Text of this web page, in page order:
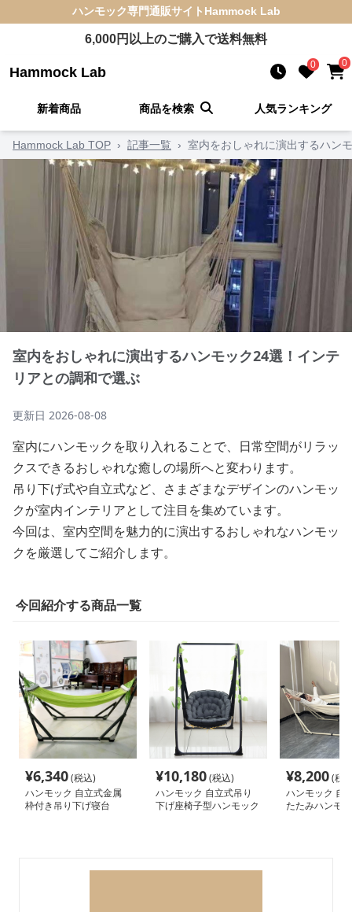
ハンモック専門通販サイト Hammock Lab
6,000円以上のご購入で送料無料
Hammock Lab 0 0
新着商品 商品を検索 人気ランキング
Hammock Lab TOP › 記事一覧 › 室内をおしゃれに演出するハン
室内をおしゃれに演出するハンモック24選！インテ
リアとの調和で選ぶ
更新日 2026-08-08
室内にハンモックを取り入れることで、日常空間がリラッ
クスできるおしゃれな癒しの場所へと変わります。
吊り下げ式や自立式など、さまざまなデザインのハンモッ
クが室内インテリアとして注目を集めています。
今回は、室内空間を魅力的に演出するおしゃれなハンモッ
クを厳選してご紹介します。
今回紹介する商品一覧
¥6,340(税込)
ハンモック 自立式金属
枠付き吊り下げ寝台
¥10,180(税込)
ハンモック 自立式吊り
下げ座椅子型ハンモック
¥8,200(税
ハンモック 自
たたみハンモ